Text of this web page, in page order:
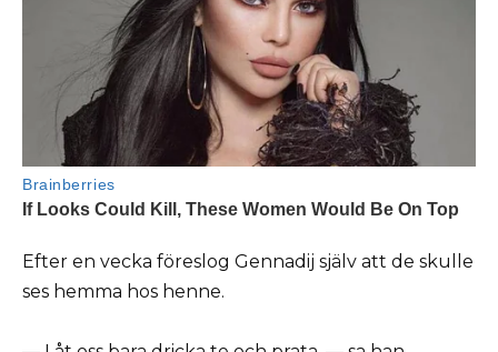
Efter en vecka föreslog Gennadij själv att de skulle
ses hemma hos henne.